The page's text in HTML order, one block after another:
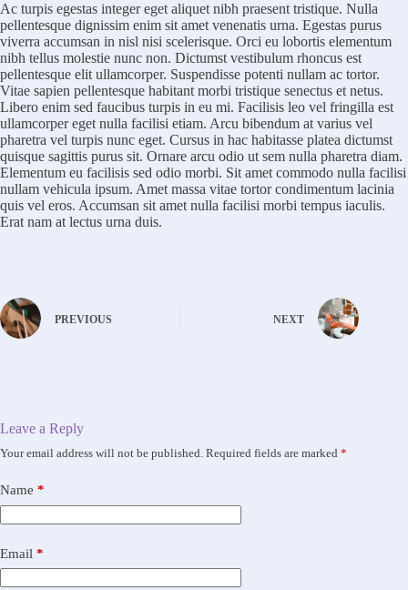
Ac turpis egestas integer eget aliquet nibh praesent tristique. Nulla
pellentesque dignissim enim sit amet venenatis urna. Egestas purus
viverra accumsan in nisl nisi scelerisque. Orci eu lobortis elementum
nibh tellus molestie nunc non. Dictumst vestibulum rhoncus est
pellentesque elit ullamcorper. Suspendisse potenti nullam ac tortor.
Vitae sapien pellentesque habitant morbi tristique senectus et netus.
Libero enim sed faucibus turpis in eu mi. Facilisis leo vel fringilla est
ullamcorper eget nulla facilisi etiam. Arcu bibendum at varius vel
pharetra vel turpis nunc eget. Cursus in hac habitasse platea dictumst
quisque sagittis purus sit. Ornare arcu odio ut sem nulla pharetra diam.
Elementum eu facilisis sed odio morbi. Sit amet commodo nulla facilisi
nullam vehicula ipsum. Amet massa vitae tortor condimentum lacinia
quis vel eros. Accumsan sit amet nulla facilisi morbi tempus iaculis.
Erat nam at lectus urna duis.
PREVIOUS NEXT
Leave a Reply
Your email address will not be published. Required fields are marked *
Name *
Email *